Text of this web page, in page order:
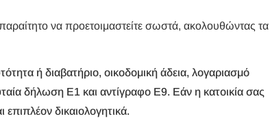
να προετοιμαστείτε σωστά, ακολουθώντας τα
ή διαβατήριο, οικοδομική άδεια, λογαριασμό
δήλωση Ε1 και αντίγραφο Ε9. Εάν η κατοικία σας
επιπλέον δικαιολογητικά.